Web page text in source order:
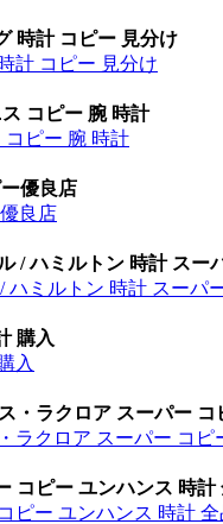
時計 コピー 見分け
計 コピー 見分け
コピー 腕 時計
コピー 腕 時計
優良店
良店
/ ハミルトン 時計 スー
ハミルトン 時計 スーパ
購入
入
・ラクロア スーパー コ
ラクロア スーパー コピ
コピー ユンハンス 時計
ピー ユンハンス 時計